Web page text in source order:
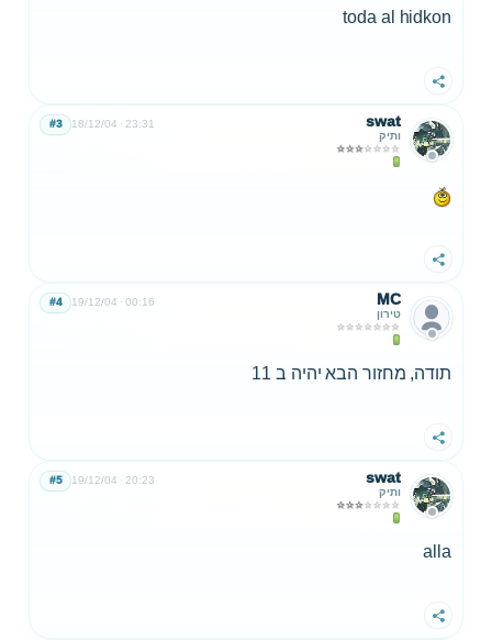
toda al hidkon
שתף
swat
ותיק
18/12/04 23:31
#3
שתף
MC
טירון
19/12/04 00:16
#4
תודה, מחזור הבא יהיה ב 11
שתף
swat
ותיק
19/12/04 20:23
#5
alla
שתף